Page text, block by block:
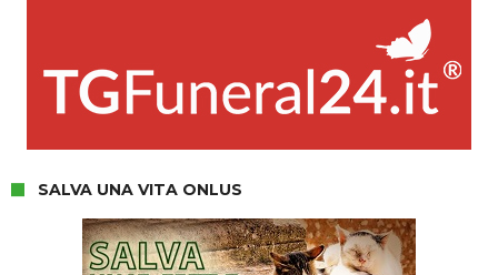
SALVA UNA VITA ONLUS